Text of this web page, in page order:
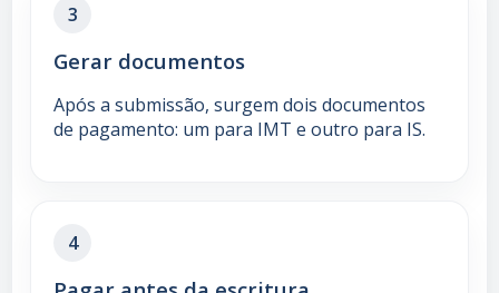
3
Gerar documentos
Após a submissão, surgem dois documentos
de pagamento: um para IMT e outro para IS.
4